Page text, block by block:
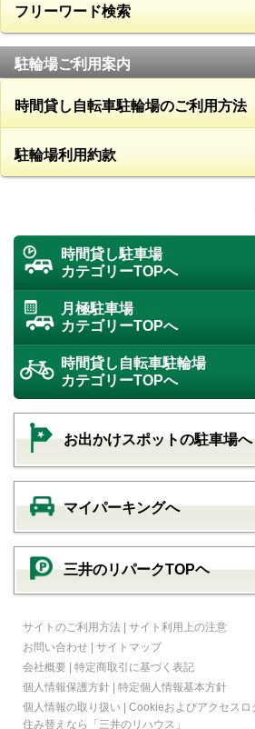
フリーワード検索
駐輪場ご利用案内
時間貸し自転車駐輪場のご利用方法
駐輪場利用約款
時間貸し駐車場
カテゴリーTOPへ
月極駐車場
カテゴリーTOPへ
時間貸し自転車駐輪場
カテゴリーTOPへ
お出かけスポットの駐車場へ
マイパーキングへ
三井のリパークTOPヘ
サイトのご利用方法 | サイト利用上の注意
お問い合わせ | サイトマップ
会社概要 | 特定商取引に基づく表記
個人情報保護方針 | 特定個人情報基本方針
個人情報の取り扱い | Cookieおよびアクセスロ
住み替えなら
「三井のリハウス」